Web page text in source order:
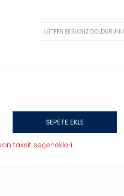
SEPETE EKLE
taksit seçenekleri